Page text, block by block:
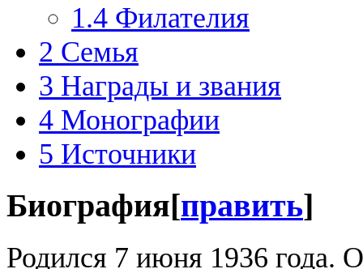
1.4 Филателия
2 Семья
3 Награды и звания
4 Монографии
5 Источники
Биография[править]
Родился 7 июня 1936 года.